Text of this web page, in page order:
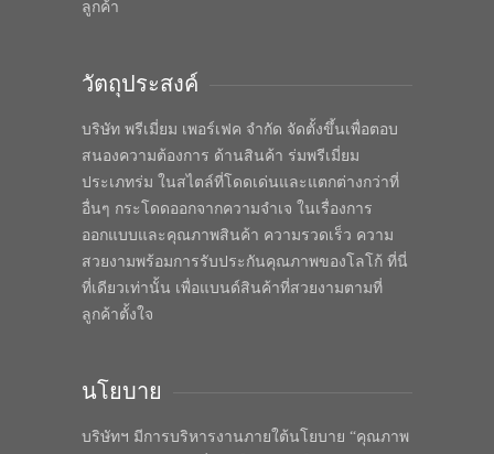
ลูกค้า
วัตถุประสงค์
บริษัท พรีเมี่ยม เพอร์เฟค จำกัด จัดตั้งขึ้นเพื่อตอบ
สนองความต้องการ ด้านสินค้า ร่มพรีเมี่ยม
ประเภทร่ม ในสไตล์ที่โดดเด่นและแตกต่างกว่าที่
อื่นๆ กระโดดออกจากความจำเจ ในเรื่องการ
ออกแบบและคุณภาพสินค้า ความรวดเร็ว ความ
สวยงามพร้อมการรับประกันคุณภาพของโลโก้ ที่นี่
ที่เดียวเท่านั้น เพื่อแบนด์สินค้าที่สวยงามตามที่
ลูกค้าตั้งใจ
นโยบาย
บริษัทฯ มีการบริหารงานภายใต้นโยบาย “คุณภาพ